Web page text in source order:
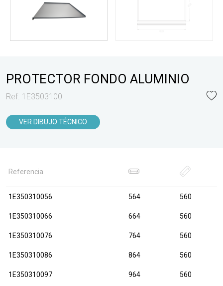
PROTECTOR FONDO ALUMINIO
Ref. 1E3503100
VER DIBUJO TÉCNICO
Referencia
1E350310056 564 560
1E350310066 664 560
1E350310076 764 560
1E350310086 864 560
1E350310097 964 560